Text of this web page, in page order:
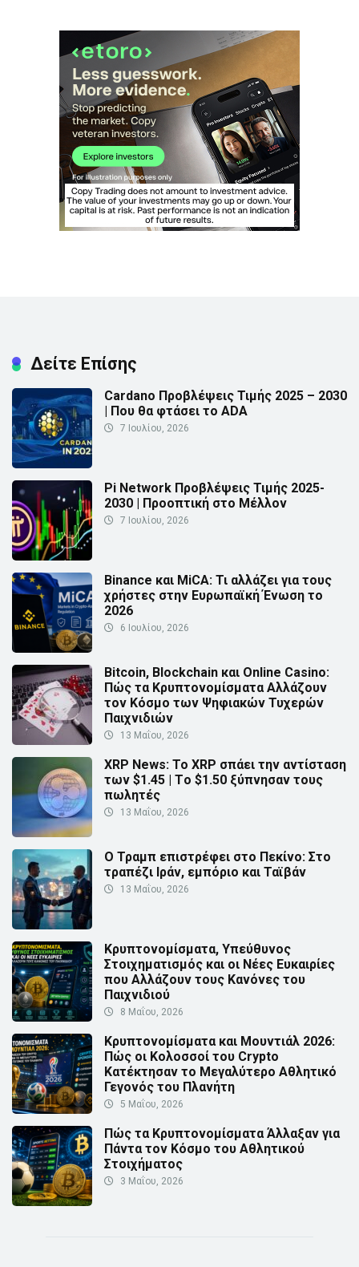
Δείτε Επίσης
Cardano Προβλέψεις Τιμής 2025 – 2030
| Που θα φτάσει το ADA
7 Ιουλίου, 2026
Pi Network Προβλέψεις Τιμής 2025-
2030 | Προοπτική στο Μέλλον
7 Ιουλίου, 2026
Binance και MiCA: Τι αλλάζει για τους
χρήστες στην Ευρωπαϊκή Ένωση το
2026
6 Ιουλίου, 2026
Bitcoin, Blockchain και Online Casino:
Πώς τα Κρυπτονομίσματα Αλλάζουν
τον Κόσμο των Ψηφιακών Τυχερών
Παιχνιδιών
13 Μαΐου, 2026
XRP News: Το XRP σπάει την αντίσταση
των $1.45 | Τo $1.50 ξύπνησαν τους
πωλητές
13 Μαΐου, 2026
Ο Τραμπ επιστρέφει στο Πεκίνο: Στο
τραπέζι Ιράν, εμπόριο και Ταϊβάν
13 Μαΐου, 2026
Κρυπτονομίσματα, Υπεύθυνος
Στοιχηματισμός και οι Νέες Ευκαιρίες
που Αλλάζουν τους Κανόνες του
Παιχνιδιού
8 Μαΐου, 2026
Κρυπτονομίσματα και Μουντιάλ 2026:
Πώς οι Κολοσσοί του Crypto
Κατέκτησαν το Μεγαλύτερο Αθλητικό
Γεγονός του Πλανήτη
5 Μαΐου, 2026
Πώς τα Κρυπτονομίσματα Άλλαξαν για
Πάντα τον Κόσμο του Αθλητικού
Στοιχήματος
3 Μαΐου, 2026